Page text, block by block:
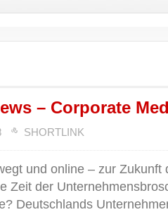
– Corporate
SHORTLINK
und online – zur Zukunft
Zeit der
Deutschlands